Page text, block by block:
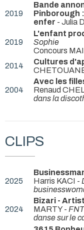
2019
Bande
Pinborough
enfer - Julia
2019
L'enfant
Sophie
Concours
2014
Cultures
2004
Avec les
Renaud
dans la
CLIPS
2025
Harris KACI -
2024
Bizari -
MARTY -
danse sur le